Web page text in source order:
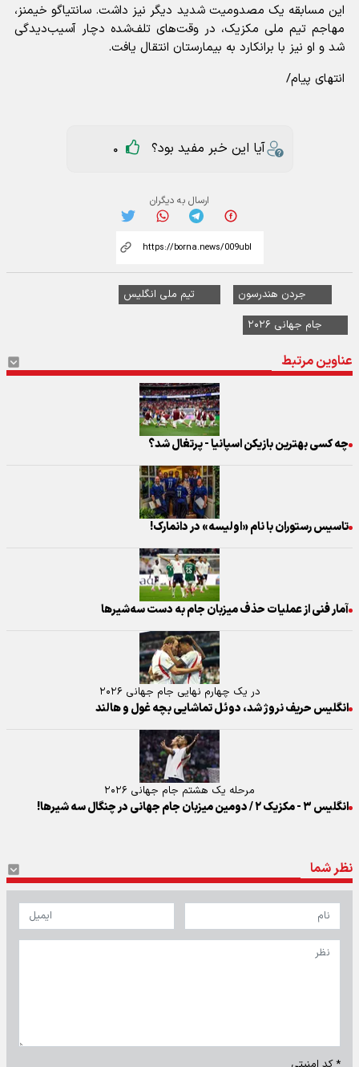
این مسابقه یک مصدومیت شدید دیگر نیز داشت. سانتیاگو خیمنز،
مهاجم تیم ملی مکزیک، در وقت‌های تلف‌شده دچار آسیب‌دیدگی
شد و او نیز با برانکارد به بیمارستان انتقال یافت.
انتهای پیام/
آیا این خبر مفید بود؟ 0
ارسال به دیگران
جردن هندرسون
تیم ملی انگلیس
جام جهانی ۲۰۲۶
عناوین مرتبط
چه کسی بهترین بازیکن اسپانیا - پرتغال شد؟
تاسیس رستوران با نام «اولیسه» در دانمارک!
آمار فنی از عملیات حذف میزبان جام به دست سه‌شیرها
در یک چهارم نهایی جام جهانی ۲۰۲۶
انگلیس حریف نروژ شد، دوئل تماشایی بچه غول و هالند
مرحله یک هشتم جام جهانی ۲۰۲۶
انگلیس ۳ - مکزیک ۲ / دومین میزبان جام جهانی در چنگال سه شیرها!
نظر شما